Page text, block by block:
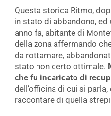
Questa storica Ritmo,
in stato di abbandono, ed
anno fa, abitante di
della zona affermando
da rottamare,
stato non certo ottimale.
che fu incaricato di
dell’officina di cui si
raccontare di quella